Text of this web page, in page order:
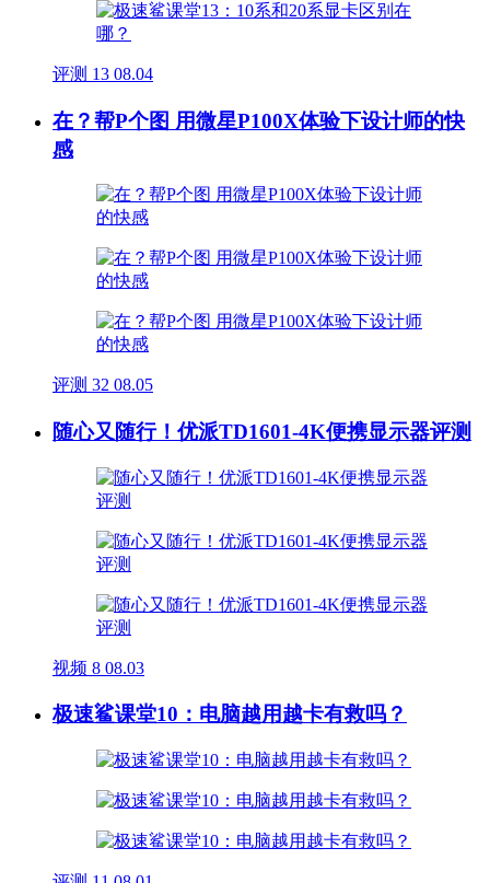
评测 13 08.04
在？帮P个图 用微星P100X体验下设计师的快
感
评测 32 08.05
随心又随行！优派TD1601-4K便携显示器评测
视频 8 08.03
极速鲨课堂10：电脑越用越卡有救吗？